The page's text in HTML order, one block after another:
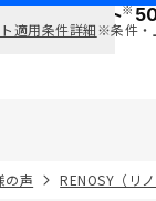
ポイント※
適用条件詳細※条件・
の声 RENOSY（リ